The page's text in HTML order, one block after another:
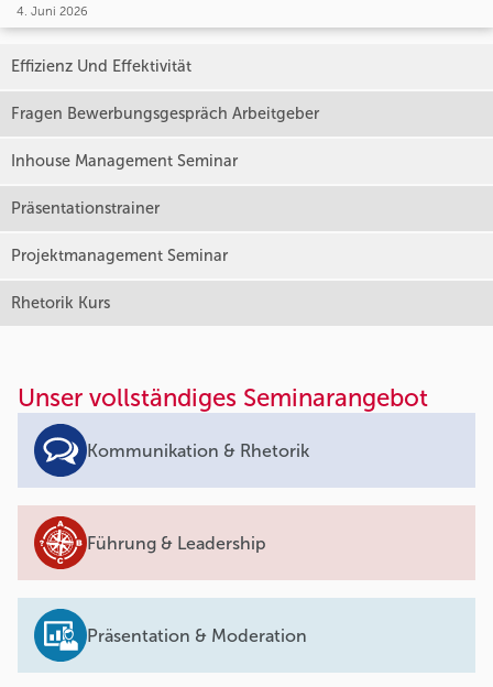
4. Juni 2026
Effizienz Und Effektivität
Fragen Bewerbungsgespräch Arbeitgeber
Inhouse Management Seminar
Präsentationstrainer
Projektmanagement Seminar
Rhetorik Kurs
Unser vollständiges Seminarangebot
Kommunikation & Rhetorik
Führung & Leadership
Präsentation & Moderation